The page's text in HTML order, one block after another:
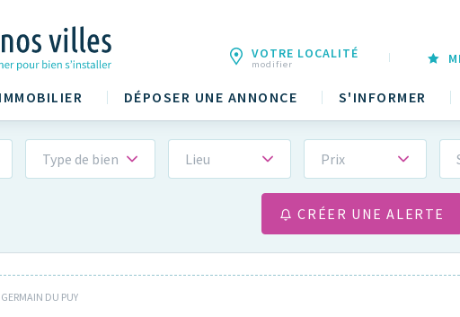
DÉPOSER UNE ANNONCE S'INFORMER
VOTRE LOCALITÉ
modifier
Type de bien Lieu Prix
CRÉER UNE ALERTE
DU PUY